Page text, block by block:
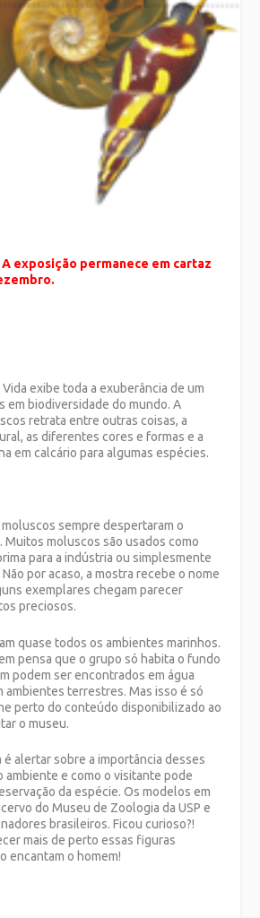
A exposição permanece em cartaz
exibe toda a exuberância de um
em biodiversidade do mundo. A
retrata entre outras coisas, a
as diferentes cores e formas e a
em calcário para algumas espécies.
sempre despertaram o
Muitos moluscos são usados como
para a indústria ou simplesmente
por acaso, a mostra recebe o nome
exemplares chegam parecer
preciosos.
quase todos os ambientes marinhos.
pensa que o grupo só habita o fundo
podem ser encontrados em água
ambientes terrestres. Mas isso é só
perto do conteúdo disponibilizado ao
o museu.
alertar sobre a importância desses
ambiente e como o visitante pode
da espécie. Os modelos em
do Museu de Zoologia da USP e
brasileiros. Ficou curioso?!
mais de perto essas figuras
encantam o homem!